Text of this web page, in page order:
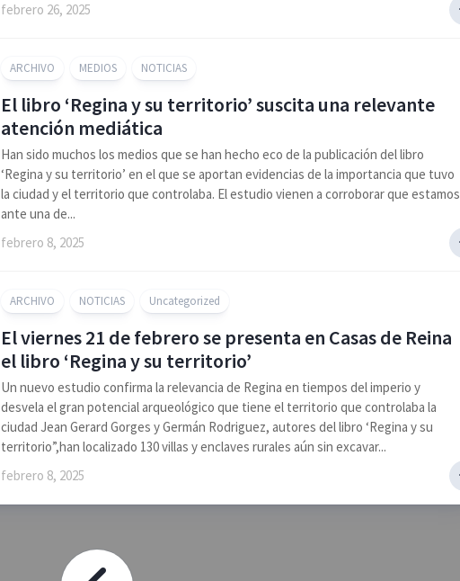
febrero 26, 2025
ARCHIVO MEDIOS NOTICIAS
El libro ‘Regina y su territorio’ suscita una relevante
atención mediática
Han sido muchos los medios que se han hecho eco de la publicación del libro
‘Regina y su territorio’ en el que se aportan evidencias de la importancia que tuvo
la ciudad y el territorio que controlaba. El estudio vienen a corroborar que estamos
ante una de...
febrero 8, 2025
ARCHIVO NOTICIAS Uncategorized
El viernes 21 de febrero se presenta en Casas de Reina
el libro ‘Regina y su territorio’
Un nuevo estudio confirma la relevancia de Regina en tiempos del imperio y
desvela el gran potencial arqueológico que tiene el territorio que controlaba la
ciudad Jean Gerard Gorges y Germán Rodriguez, autores del libro ‘Regina y su
territorio”,han localizado 130 villas y enclaves rurales aún sin excavar...
febrero 8, 2025